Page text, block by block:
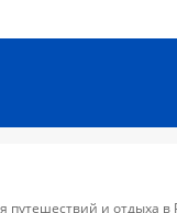
путешествий и отдыха в